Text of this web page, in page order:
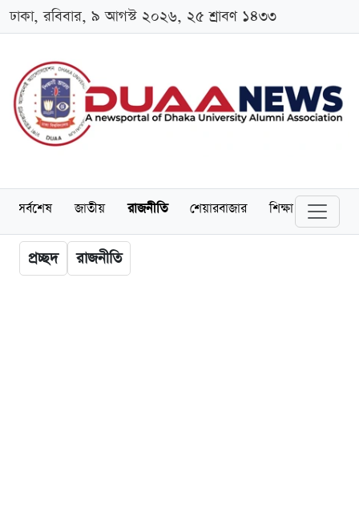
ঢাকা, রবিবার, ৯ আগস্ট ২০২৬, ২৫ শ্রাবণ ১৪৩৩
সর্বশেষ জাতীয় রাজনীতি শেয়ারবাজার শিক্ষা
প্রচ্ছদ রাজনীতি